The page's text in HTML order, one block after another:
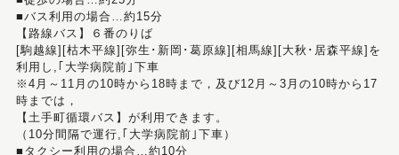
■バス利用の場合…約15分
【路線バス】６番のりば
[駒越線][枯木平線][弥生･新岡･葛原線][相馬線][大秋･居森平線]を
利用し,｢大学病院前｣下車
※4月～11月の10時から18時まで，及び12月～3月の10時から17
時までは，
【土手町循環バス】が利用できます。
（10分間隔で運行,｢大学病院前｣下車）
■タクシー利用の場合…約10分